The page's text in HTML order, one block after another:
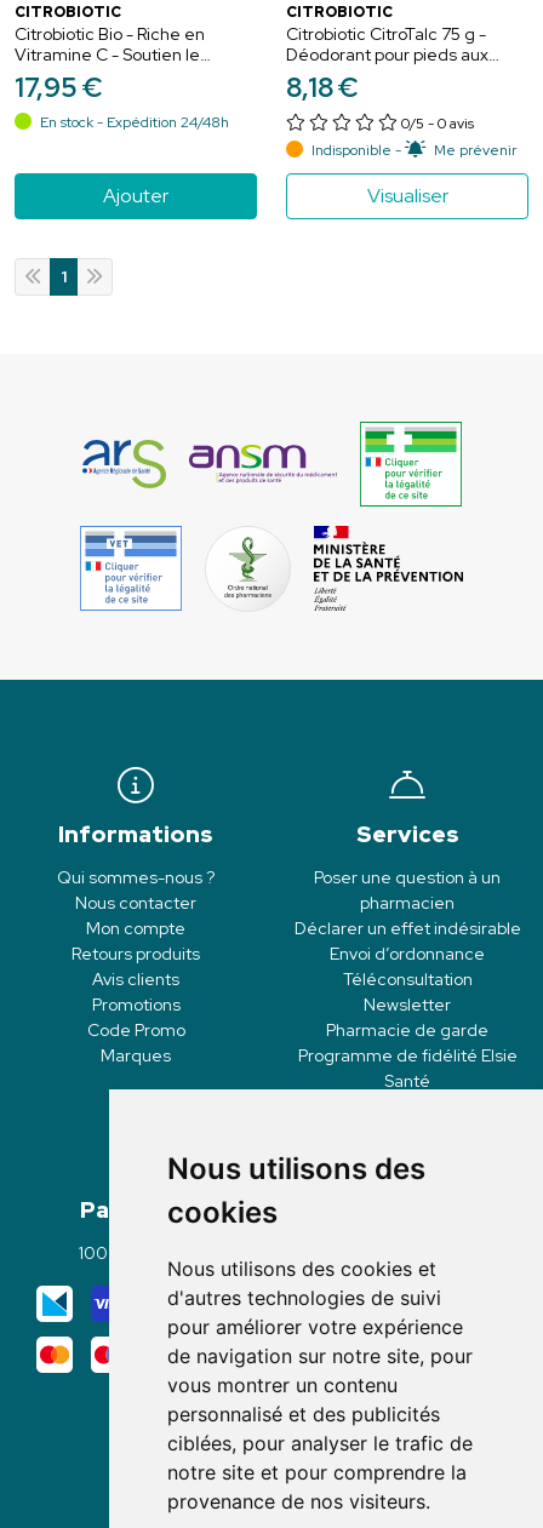
Nous utilisons des
cookies
Nous utilisons des cookies et
d'autres technologies de suivi
pour améliorer votre expérience
de navigation sur notre site, pour
vous montrer un contenu
personnalisé et des publicités
ciblées, pour analyser le trafic de
notre site et pour comprendre la
provenance de nos visiteurs.
CITROBIOTIC
Citrobiotic Bio - Riche en
Vitramine C - Soutien le
Système Immunitaire - 100
comprimés
17,95€
En stock - Expédition 24/48h
Ajouter
CITROBIOTIC
Citrobiotic CitroTalc 75 g -
Déodorant pour pieds aux
extraits de pamplemousse
8,18€
0/5 - 0 avis
Indisponible -
Me prévenir
Visualiser
1
Informations
Qui sommes-nous ?
Nous contacter
Mon compte
Retours produits
Avis clients
Promotions
Code Promo
Marques
Services
Poser une question à un
pharmacien
Déclarer un effet indésirable
Envoi d’ordonnance
Téléconsultation
Newsletter
Pharmacie de garde
Programme de fidélité Elsie
Santé
Paiement
100% sécurisé
Mode de livraison
Nous suivre